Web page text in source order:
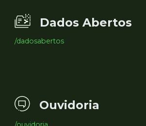
Dados Abertos
/dadosabertos
Ouvidoria